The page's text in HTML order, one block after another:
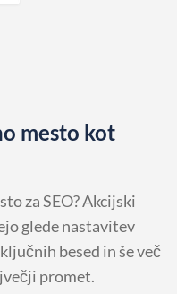
mesto kot
za SEO? Akcijski
glede nastavitev
besed in še več
promet.